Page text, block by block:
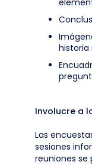
Involucre a
Las
sesiones
reuniones se